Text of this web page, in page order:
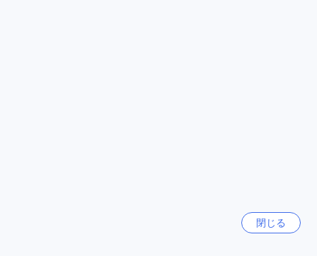
を提供しています。空港のタクシースタンドでタクシーを予
約するか、アプリを使用して予約することができます。シャ
閉じる